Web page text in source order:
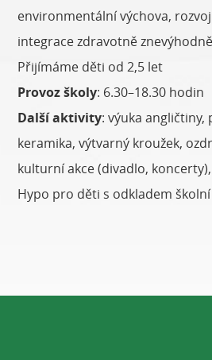
environmentální výchova,
integrace zdravotně
Přijímáme děti od 2,5 let
Provoz školy: 6.30–18.30 hodin
Další aktivity: výuka angličtiny,
keramika, výtvarný kroužek,
kulturní akce (divadlo,
Hypo pro děti s odkladem školní